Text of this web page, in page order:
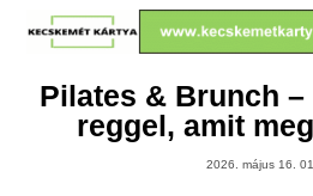
Pilates & Brunch
reggel, amit
2026. május 16.